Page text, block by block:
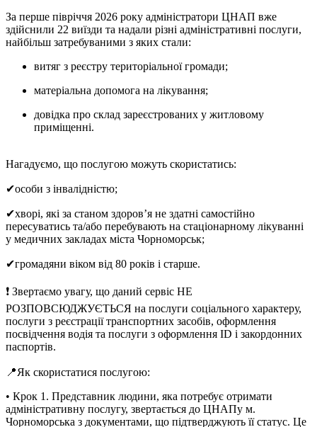
За перше півріччя 2026 року адміністратори ЦНАП вже
здійснили 22 виїзди та надали різні адміністративні послуги,
найбільш затребуваними з яких стали:
витяг з реєстру територіальної громади;
матеріальна допомога на лікування;
довідка про склад зареєстрованих у житловому
приміщенні.
Нагадуємо, що послугою можуть скористатись:
✔особи з інвалідністю;
✔хворі, які за станом здоров’я не здатні самостійно
пересуватись та/або перебувають на стаціонарному лікуванні
у медичних закладах міста Чорноморськ;
✔громадяни віком від 80 років і старше.
❗ Звертаємо увагу, що даний сервіс НЕ
РОЗПОВСЮДЖУЄТЬСЯ на послуги соціального характеру,
послуги з реєстрації транспортних засобів, оформлення
посвідчення водія та послуги з оформлення ID і закордонних
паспортів.
📍Як скористатися послугою:
• Крок 1. Представник людини, яка потребує отримати
адміністративну послугу, звертається до ЦНАПу м.
Чорноморська з документами, що підтверджують її статус. Це